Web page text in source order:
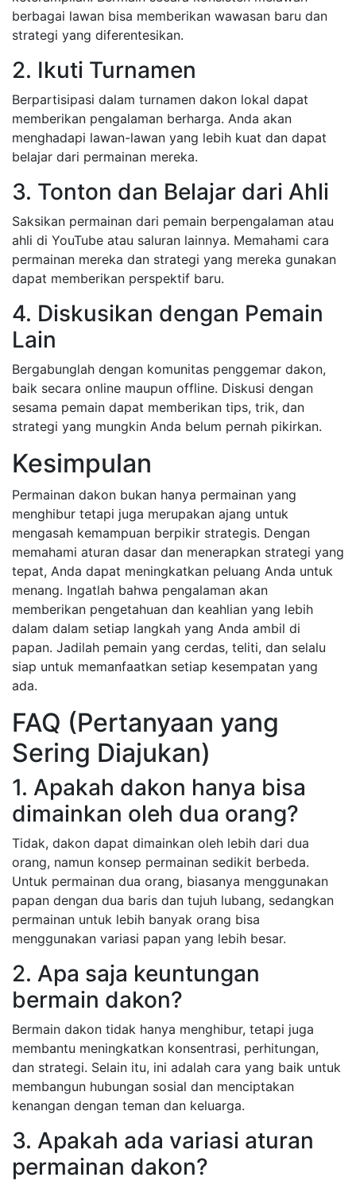
berbagai lawan bisa memberikan wawasan baru dan
strategi yang diferentesikan.
2. Ikuti Turnamen
Berpartisipasi dalam turnamen dakon lokal dapat
memberikan pengalaman berharga. Anda akan
menghadapi lawan-lawan yang lebih kuat dan dapat
belajar dari permainan mereka.
3. Tonton dan Belajar dari Ahli
Saksikan permainan dari pemain berpengalaman atau
ahli di YouTube atau saluran lainnya. Memahami cara
permainan mereka dan strategi yang mereka gunakan
dapat memberikan perspektif baru.
4. Diskusikan dengan Pemain
Lain
Bergabunglah dengan komunitas penggemar dakon,
baik secara online maupun offline. Diskusi dengan
sesama pemain dapat memberikan tips, trik, dan
strategi yang mungkin Anda belum pernah pikirkan.
Kesimpulan
Permainan dakon bukan hanya permainan yang
menghibur tetapi juga merupakan ajang untuk
mengasah kemampuan berpikir strategis. Dengan
memahami aturan dasar dan menerapkan strategi yang
tepat, Anda dapat meningkatkan peluang Anda untuk
menang. Ingatlah bahwa pengalaman akan
memberikan pengetahuan dan keahlian yang lebih
dalam dalam setiap langkah yang Anda ambil di
papan. Jadilah pemain yang cerdas, teliti, dan selalu
siap untuk memanfaatkan setiap kesempatan yang
ada.
FAQ (Pertanyaan yang
Sering Diajukan)
1. Apakah dakon hanya bisa
dimainkan oleh dua orang?
Tidak, dakon dapat dimainkan oleh lebih dari dua
orang, namun konsep permainan sedikit berbeda.
Untuk permainan dua orang, biasanya menggunakan
papan dengan dua baris dan tujuh lubang, sedangkan
permainan untuk lebih banyak orang bisa
menggunakan variasi papan yang lebih besar.
2. Apa saja keuntungan
bermain dakon?
Bermain dakon tidak hanya menghibur, tetapi juga
membantu meningkatkan konsentrasi, perhitungan,
dan strategi. Selain itu, ini adalah cara yang baik untuk
membangun hubungan sosial dan menciptakan
kenangan dengan teman dan keluarga.
3. Apakah ada variasi aturan
permainan dakon?